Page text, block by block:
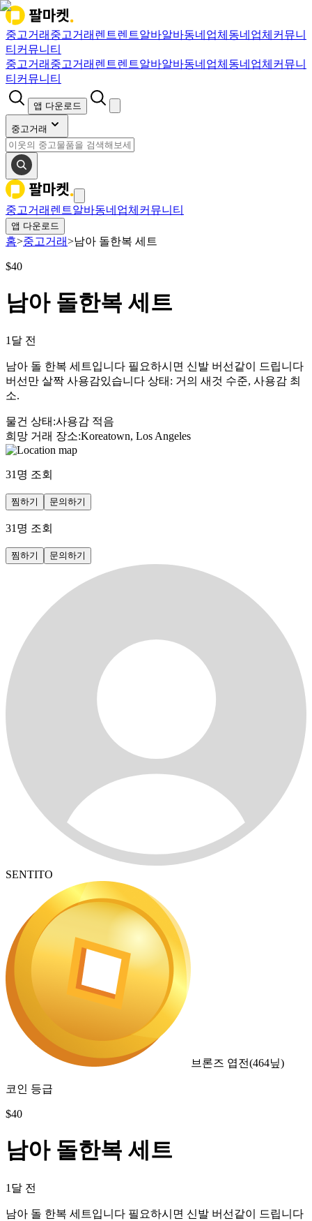
중고거래 중고거래 렌트렌트알바알바동네업체 동네업체 커뮤니
티 커뮤니티
중고거래 중고거래 렌트렌트알바알바동네업체 동네업체 커뮤니
티 커뮤니티
앱 다운로드
중고거래
중고거래 렌트알바동네업체 커뮤니티
앱 다운로드
홈>중고거래>남아 돌한복 세트
$40
남아 돌한복 세트
1달 전
남아 돌 한복 세트입니다 필요하시면 신발 버선같이 드립니다
버선만 살짝 사용감있습니다 상태: 거의 새것 수준, 사용감 최
소.
물건 상태 :사용감 적음
희망 거래 장소:Koreatown, Los Angeles
31 명 조회
찜하기 문의하기
31 명 조회
찜하기 문의하기
SENTITO
브론즈 엽전(464닢)
코인 등급
$40
남아 돌한복 세트
1달 전
남아 돌 한복 세트입니다 필요하시면 신발 버선같이 드립니다